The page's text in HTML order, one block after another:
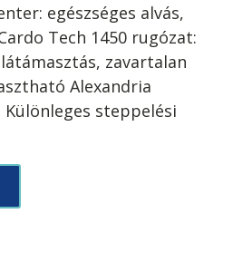
egészséges alvás,
Tech 1450 rugózat:
zavartalan
Alexandria
steppelési